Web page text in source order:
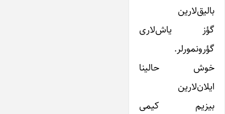
بالیق‌لارین
گؤز یاش‌لاری
گؤرونمورلر.
خوش حالینا
ایلان‌لارین
بیزیم کیمی